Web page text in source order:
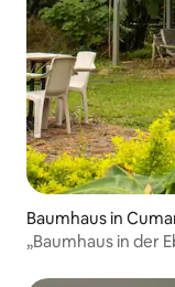
Baumhaus in
„Baumhaus in der